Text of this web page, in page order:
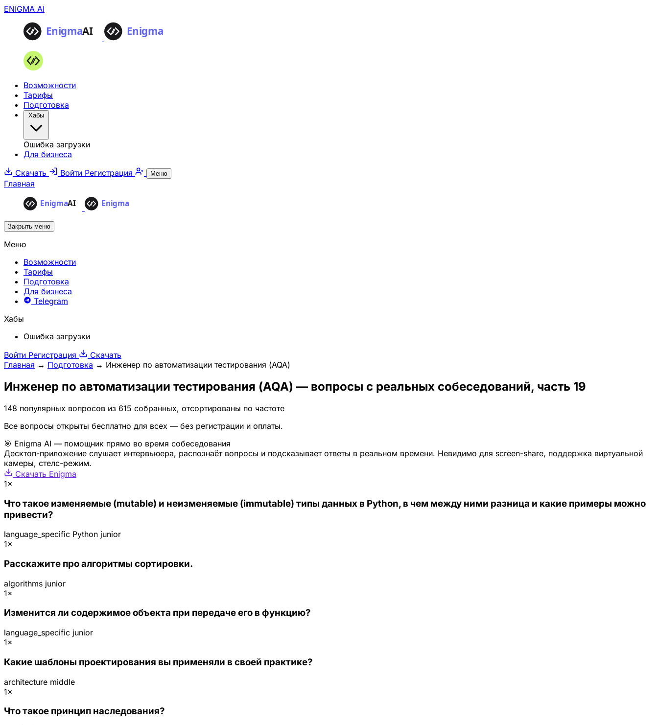
ENIGMA AI
Возможности
Тарифы
Подготовка
Хабы
Ошибка загрузки
Для бизнеса
Скачать
Войти Регистрация Меню
Главная
Закрыть меню
Меню
Возможности
Тарифы
Подготовка
Для бизнеса
Telegram
Хабы
Ошибка загрузки
Войти Регистрация
Скачать
Главная → Подготовка → Инженер по автоматизации тестирования (AQA)
Инженер по автоматизации тестирования (AQA) — вопросы с реальных собеседований, часть 19
148 популярных вопросов из 615 собранных, отсортированы по частоте
Все вопросы открыты бесплатно для всех — без регистрации и оплаты.
🎯 Enigma AI — помощник прямо во время собеседования
Десктоп-приложение слушает интервьюера, распознаёт вопросы и подсказывает ответы в реальном времени. Невидимо для screen-share, поддержка виртуальной
камеры, стелс-режим.
Скачать Enigma
1×
Что такое изменяемые (mutable) и неизменяемые (immutable) типы данных в Python, в чем между ними разница и какие примеры можно
привести?
language_specific Python junior
1×
Расскажите про алгоритмы сортировки.
algorithms junior
1×
Изменится ли содержимое объекта при передаче его в функцию?
language_specific junior
1×
Какие шаблоны проектирования вы применяли в своей практике?
architecture middle
1×
Что такое принцип наследования?